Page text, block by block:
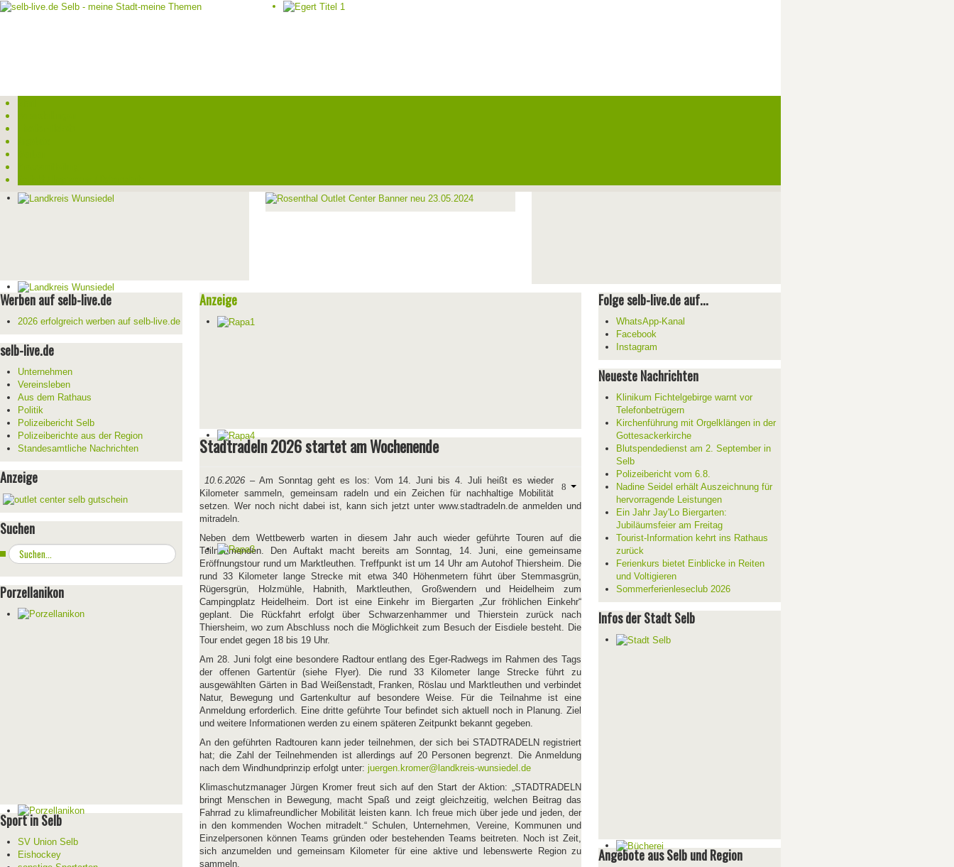
Werben auf selb-live.de
2026 erfolgreich werben auf selb-live.de
selb-live.de
Unternehmen
Vereinsleben
Aus dem Rathaus
Politik
Polizeibericht Selb
Polizeiberichte aus der Region
Standesamtliche Nachrichten
Anzeige
Suchen
Suchen
...
Porzellanikon
Sport in Selb
SV Union Selb
Eishockey
Anzeige
Stadtradeln 2026 startet am Wochenende
10.6.2026– Am Sonntag geht es los: Vom 14. Juni bis 4. Juli heißt es wieder
Kilometer sammeln, gemeinsam radeln und ein Zeichen für nachhaltige Mobilität
setzen. Wer noch nicht dabei ist, kann sich jetzt unter www.stadtradeln.de anmelden und
mitradeln.
Neben dem Wettbewerb warten in diesem Jahr auch wieder geführte Touren auf die
Teilnehmenden. Den Auftakt macht bereits am Sonntag, 14. Juni, eine gemeinsame
Eröffnungstour rund um Marktleuthen. Treffpunkt ist um 14 Uhr am Autohof Thiersheim. Die
rund 33 Kilometer lange Strecke mit etwa 340 Höhenmetern führt über Stemmasgrün,
Rügersgrün, Holzmühle, Habnith, Marktleuthen, Großwendern und Heidelheim zum
Campingplatz Heidelheim. Dort ist eine Einkehr im Biergarten „Zur fröhlichen Einkehr“
geplant. Die Rückfahrt erfolgt über Schwarzenhammer und Thierstein zurück nach
Thiersheim, wo zum Abschluss noch die Möglichkeit zum Besuch der Eisdiele besteht. Die
Tour endet gegen 18 bis 19 Uhr.
Am 28. Juni folgt eine besondere Radtour entlang des Eger-Radwegs im Rahmen des Tags
der offenen Gartentür (siehe Flyer). Die rund 33 Kilometer lange Strecke führt zu
ausgewählten Gärten in Bad Weißenstadt, Franken, Röslau und Marktleuthen und verbindet
Natur, Bewegung und Gartenkultur auf besondere Weise. Für die Teilnahme ist eine
Anmeldung erforderlich. Eine dritte geführte Tour befindet sich aktuell noch in Planung. Ziel
und weitere Informationen werden zu einem späteren Zeitpunkt bekannt gegeben.
An den geführten Radtouren kann jeder teilnehmen, der sich bei STADTRADELN registriert
hat; die Zahl der Teilnehmenden ist allerdings auf 20 Personen begrenzt. Die Anmeldung
nach dem Windhundprinzip erfolgt unter: juergen.kromer@landkreis-wunsiedel.de
Klimaschutzmanager Jürgen Kromer freut sich auf den Start der Aktion: „STADTRADELN
bringt Menschen in Bewegung, macht Spaß und zeigt gleichzeitig, welchen Beitrag das
Fahrrad zu klimafreundlicher Mobilität leisten kann. Ich freue mich über jede und jeden, der
in den kommenden Wochen mitradelt.“ Schulen, Unternehmen, Vereine, Kommunen und
Einzelpersonen können Teams gründen oder bestehenden Teams beitreten. Noch ist Zeit,
sich anzumelden und gemeinsam Kilometer für eine aktive und lebenswerte Region zu
sammeln.
Folge selb-live.de auf...
WhatsApp-Kanal
Facebook
Instagram
Neueste Nachrichten
Klinikum Fichtelgebirge warnt vor
Telefonbetrügern
Kirchenführung mit Orgelklängen in der
Gottesackerkirche
Blutspendedienst am 2. September in
Selb
Polizeibericht vom 6.8.
Nadine Seidel erhält Auszeichnung für
hervorragende Leistungen
Ein Jahr Jay'Lo Biergarten:
Jubiläumsfeier am Freitag
Tourist-Information kehrt ins Rathaus
zurück
Ferienkurs bietet Einblicke in Reiten
und Voltigieren
Sommerferienleseclub 2026
Infos der Stadt Selb
Angebote aus Selb und Region